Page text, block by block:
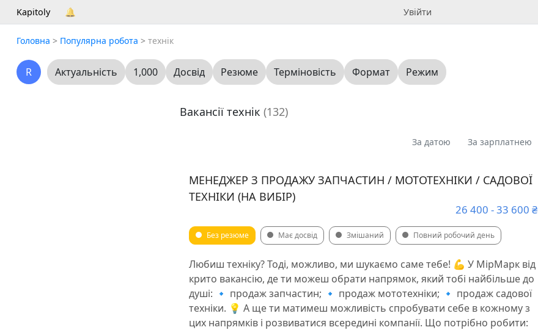
Kapitoly 🔔 Увійти
Головна > Популярна робота > технік
R Актуальність 1,000 Досвід Резюме Терміновість Формат Режим
Вакансії технік (132)
За датою За зарплатнею
МЕНЕДЖЕР З ПРОДАЖУ ЗАПЧАСТИН / МОТОТЕХНІКИ / САДОВОЇ
ТЕХНІКИ (НА ВИБІР)
26 400 - 33 600 ₴
Без резюме Має досвід Змішаний Повний робочий день
Любиш техніку? Тоді, можливо, ми шукаємо саме тебе! 💪 У МірМарк від
крито вакансію, де ти можеш обрати напрямок, який тобі найбільше до
душі: 🔹 продаж запчастин; 🔹 продаж мототехніки; 🔹 продаж садової
техніки. 💡 А ще ти матимеш можливість спробувати себе в кожному з
цих напрямків і розвиватися всередині компанії. Що потрібно робити: ️